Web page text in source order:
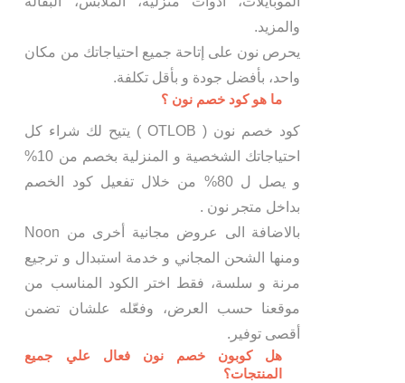
والمزيد.
يحرص نون على إتاحة جميع احتياجاتك من مكان
واحد، بأفضل جودة و بأقل تكلفة.
ما هو كود خصم نون ؟
كود خصم نون ( OTLOB ) يتيح لك شراء كل
احتياجاتك الشخصية و المنزلية بخصم من 10%
و يصل ل 80% من خلال تفعيل كود الخصم
بداخل متجر نون .
بالاضافة الى عروض مجانية أخرى من Noon
ومنها الشحن المجاني و خدمة استبدال و ترجيع
مرنة و سلسة، فقط اختر الكود المناسب من
موقعنا حسب العرض، وفعّله علشان تضمن
أقصى توفير.
هل كوبون خصم نون فعال علي جميع
المنتجات؟